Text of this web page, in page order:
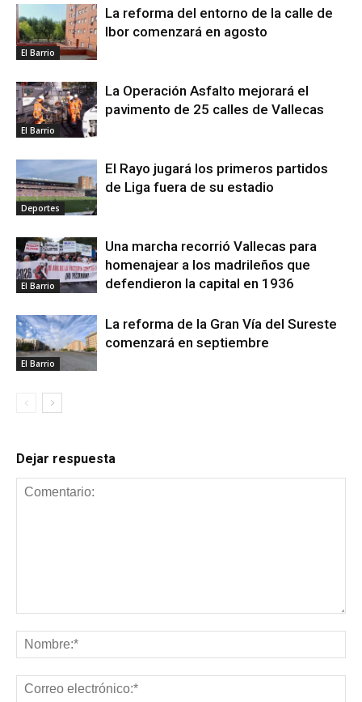
El Barrio
La reforma del entorno de la calle de
Ibor comenzará en agosto
El Barrio
La Operación Asfalto mejorará el
pavimento de 25 calles de Vallecas
Deportes
El Rayo jugará los primeros partidos
de Liga fuera de su estadio
El Barrio
Una marcha recorrió Vallecas para
homenajear a los madrileños que
defendieron la capital en 1936
El Barrio
La reforma de la Gran Vía del Sureste
comenzará en septiembre
Dejar respuesta